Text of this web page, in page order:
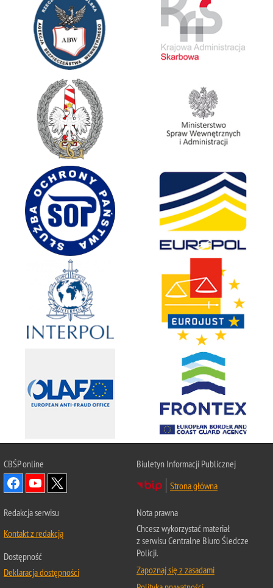
CBŚPonline
Biuletyn Informacji Publicznej
Strona główna
Redakcja serwisu
Kontakt z redakcją
Dostępność
Deklaracja dostępności
Nota prawna
Chcesz wykorzystać materiał
z serwisu Centralne Biuro Śledcze
Policji.
Zapoznaj się z zasadami